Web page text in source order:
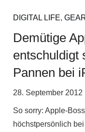
DIGITAL LIFE,
Demütige
entschuldigt
Pannen bei
28. September 2012
So sorry: Apple-
höchstpersönlich